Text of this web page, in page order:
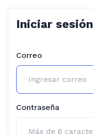
Iniciar sesión
Correo
Contraseña